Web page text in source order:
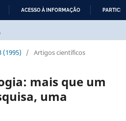
CONTEÚDO
ACESSO À INFORMAÇÃO
(1995) / Artigos científicos
mais que um
uma